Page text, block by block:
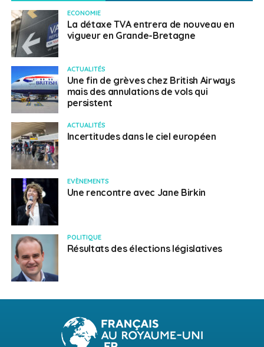
ECONOMIE
La détaxe TVA entrera de nouveau en
vigueur en Grande-Bretagne
ACTUALITÉS
Une fin de grèves chez British Airways
mais des annulations de vols qui
persistent
ACTUALITÉS
Incertitudes dans le ciel européen
EVÈNEMENTS
Une rencontre avec Jane Birkin
POLITIQUE
Résultats des élections législatives